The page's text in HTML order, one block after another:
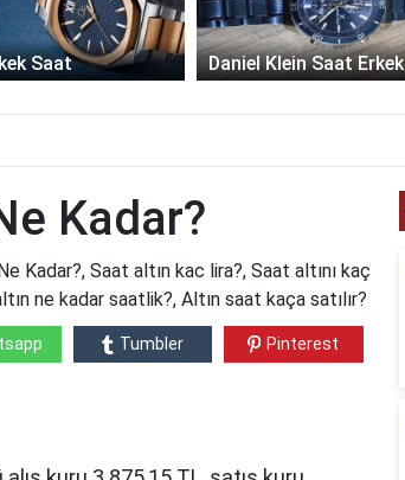
Saat Daniel Klein Saat Erkek
Kadar?
Kadar?, Saat altın kac lira?, Saat altını kaç
ne kadar saatlik?, Altın saat kaça satılır?
Tumbler Pinterest